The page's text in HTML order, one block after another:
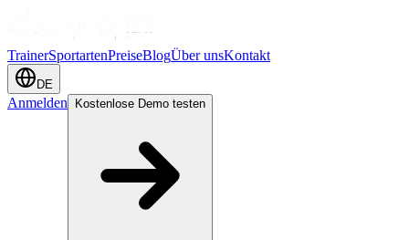
TrainerSportartenPreiseBlogÜber unsKontakt
DE
Anmelden Kostenlose Demo testen